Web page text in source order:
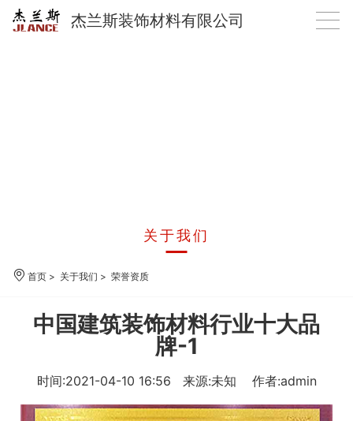
杰兰斯装饰材料有限公司
关于我们
首页 > 关于我们 > 荣誉资质
中国建筑装饰材料行业十大品
牌-1
时间:2021-04-10 16:56 来源:未知 作者:admin